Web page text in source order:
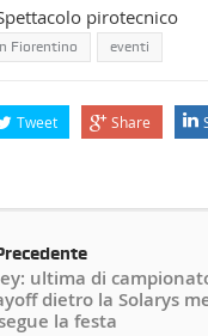
pirotecnico
Fiorentino eventi
Tweet Share
ultima di
dietro la Solarys
la festa